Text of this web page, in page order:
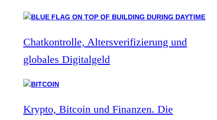
Chatkontrolle, Altersverifizierung und
globales Digitalgeld
Krypto, Bitcoin und Finanzen. Die